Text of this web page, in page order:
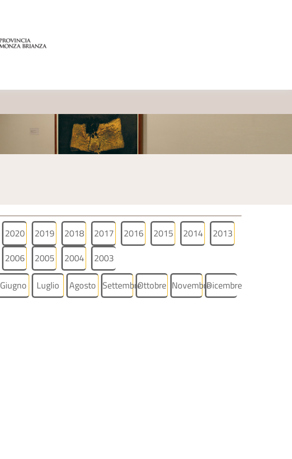
2020 2019 2018 2017 2016 2015 2014
2013
2006 2005 2004 2003
Giugno Luglio Agosto SettembreOttobre NovembreDicembre